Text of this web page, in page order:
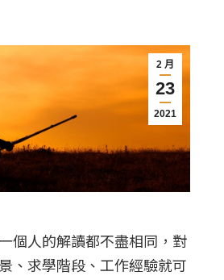
2 月
23
2021
個人的解讀都不盡相同，對
、求學階段、工作經驗就可